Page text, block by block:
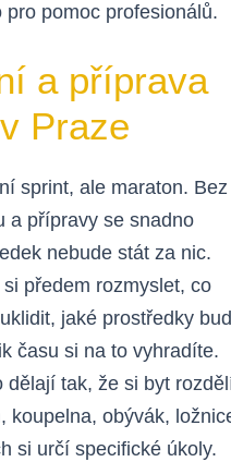
pro pomoc profesionálů.
a příprava
Praze
sprint, ale maraton. Bez
a přípravy se snadno
nebude stát za nic.
předem rozmyslet, co
jaké prostředky
času si na to vyhradíte.
dělají tak, že si byt
koupelna, obývák,
si určí specifické úkoly.